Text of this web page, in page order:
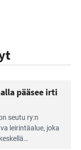
pääsee irti
seutu ry:n
leirintäalue, joka